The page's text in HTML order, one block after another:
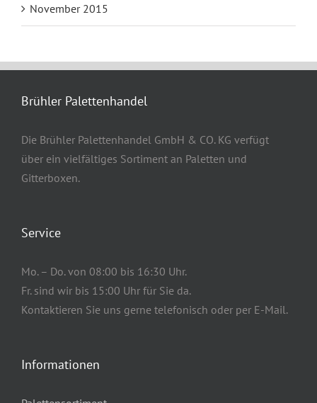
November 2015
Brühler Palettenhandel
Die Brühler Palettenhandel GmbH & CO. KG verfügt
über ein vielfältiges Sortiment an Paletten und
Gitterboxen.
Service
Mo. – Do. von 08:00 bis 16:30 Uhr.
Fr. sind wir bis 15:00 Uhr für Sie da.
Kontaktieren Sie uns gerne telefonisch oder per E-Mail.
Informationen